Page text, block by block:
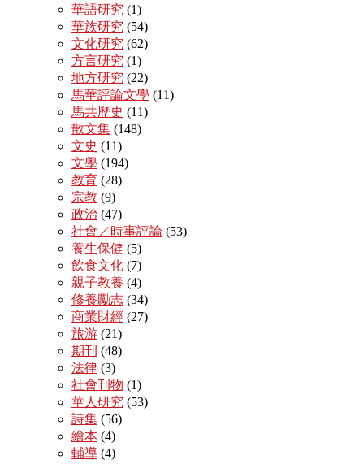
華語研究 (1)
華族研究 (54)
文化研究 (62)
方言研究 (1)
地方研究 (22)
馬華評論文學 (11)
馬共歷史 (11)
散文集 (148)
文史 (11)
文學 (194)
教育 (28)
宗教 (9)
政治 (47)
社會／時事評論 (53)
養生保健 (5)
飲食文化 (7)
親子教養 (4)
修養勵志 (34)
商業財經 (27)
旅游 (21)
期刊 (48)
法律 (3)
社會刊物 (1)
華人研究 (53)
詩集 (56)
繪本 (4)
輔導 (4)